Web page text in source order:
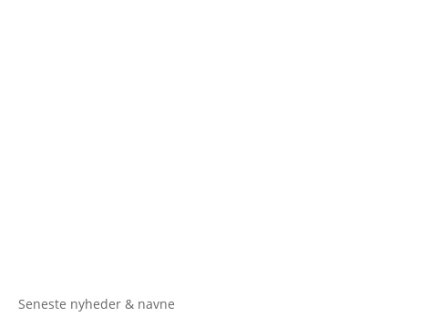
Seneste nyheder & navne